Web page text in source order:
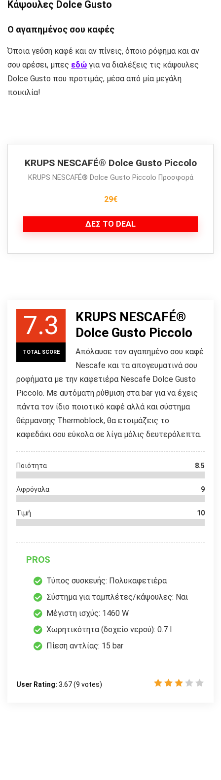
Κάψουλες Dolce Gusto
Ο αγαπημένος σου καφές
Όποια γεύση καφέ και αν πίνεις, όποιο ρόφημα και αν
σου αρέσει, μπες εδώ για να διαλέξεις τις κάψουλες
Dolce Gusto που προτιμάς, μέσα από μία μεγάλη
ποικιλία!
KRUPS NESCAFÉ® Dolce Gusto Piccolo
KRUPS NESCAFÉ® Dolce Gusto Piccolo Προσφορά
29€
ΔΕΣ ΤΟ DEAL
7.3
TOTAL SCORE
KRUPS NESCAFÉ®
Dolce Gusto Piccolo
Απόλαυσε τον αγαπημένο σου καφέ
Nescafe και τα απογευματινά σου
ροφήματα με την καφετιέρα Nescafe Dolce Gusto
Piccolo. Με αυτόματη ρύθμιση στα bar για να έχεις
πάντα τον ίδιο ποιοτικό καφέ αλλά και σύστημα
θέρμανσης Thermoblock, θα ετοιμάζεις το
καφεδάκι σου εύκολα σε λίγα μόλις δευτερόλεπτα.
Ποιότητα 8.5
Αφρόγαλα 9
Τιμή 10
PROS
Τύπος συσκευής: Πολυκαφετιέρα
Σύστημα για ταμπλέτες/κάψουλες: Ναι
Μέγιστη ισχύς: 1460 W
Χωρητικότητα (δοχείο νερού): 0.7 l
Πίεση αντλίας: 15 bar
User Rating: 3.67(9 votes)